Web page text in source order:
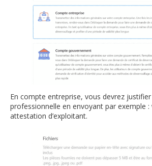
En compte entreprise, vous devrez
professionnelle en envoyant par exemple :
attestation d’exploitant.